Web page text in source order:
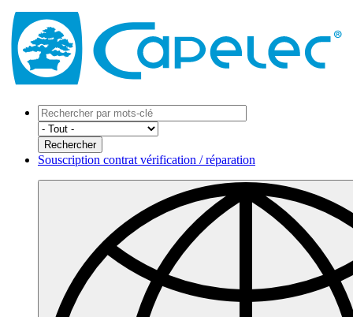
Souscription contrat vérification / réparation